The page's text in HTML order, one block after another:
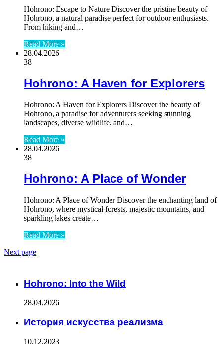
Hohrono: Escape to Nature Discover the pristine beauty of
Hohrono, a natural paradise perfect for outdoor enthusiasts.
From hiking and…
Read More »
28.04.2026
38
Hohrono: A Haven for Explorers
Hohrono: A Haven for Explorers Discover the beauty of
Hohrono, a paradise for adventurers seeking stunning
landscapes, diverse wildlife, and…
Read More »
28.04.2026
38
Hohrono: A Place of Wonder
Hohrono: A Place of Wonder Discover the enchanting land of
Hohrono, where mystical forests, majestic mountains, and
sparkling lakes create…
Read More »
Next page
Hohrono: Into the Wild
28.04.2026
История искусства реализма
10.12.2023